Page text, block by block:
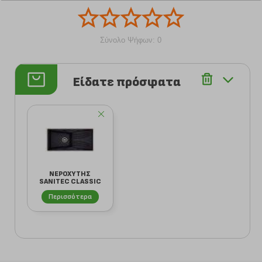
Σύνολο Ψήφων: 0
Είδατε πρόσφατα
ΝΕΡΟΧΥΤΗΣ
SANITEC CLASSIC
328 ΣΥΝΘΕΤΙΚΟΣ
05 B...
Περισσότερα